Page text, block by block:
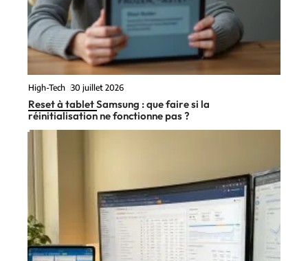
High-Tech 30 juillet 2026
Reset à tablet Samsung : que faire si la
réinitialisation ne fonctionne pas ?